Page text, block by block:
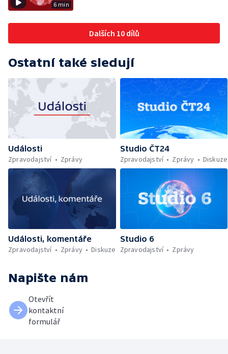
6 min
Dalších 10 dílů
Ostatní také sledují
Události
Zpravodajství
Zprávy
Studio ČT24
Zpravodajství
Zprávy Diskuze
Události, komentáře
Zpravodajství
Zprávy Diskuze
Studio 6
Zpravodajství
Zprávy
Napište nám
Otevřít
kontaktní
formulář